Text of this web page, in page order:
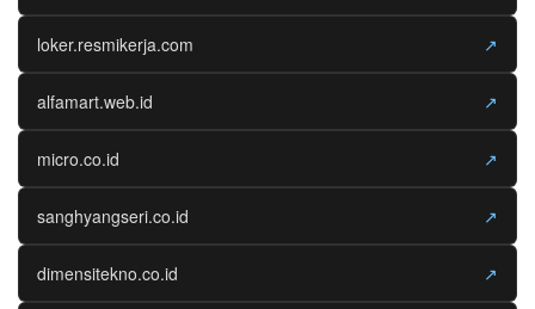
loker.resmikerja.com ↗
alfamart.web.id ↗
micro.co.id ↗
sanghyangseri.co.id ↗
dimensitekno.co.id ↗